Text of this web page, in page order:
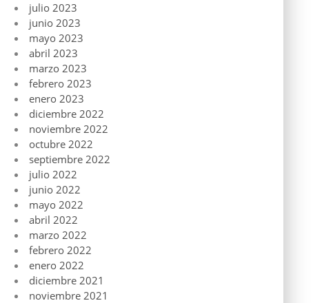
julio 2023
junio 2023
mayo 2023
abril 2023
marzo 2023
febrero 2023
enero 2023
diciembre 2022
noviembre 2022
octubre 2022
septiembre 2022
julio 2022
junio 2022
mayo 2022
abril 2022
marzo 2022
febrero 2022
enero 2022
diciembre 2021
noviembre 2021